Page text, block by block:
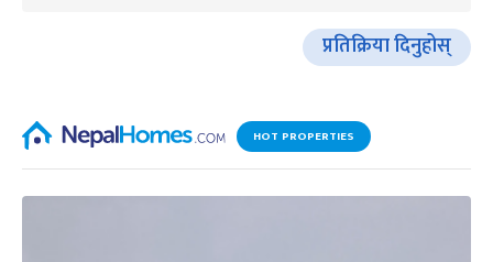
प्रतिक्रिया दिनुहोस्
HOT PROPERTIES